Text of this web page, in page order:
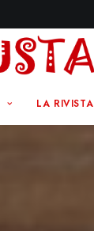
LA RIVISTA